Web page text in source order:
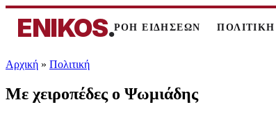
ENIKOS.ΡΟΗ ΕΙΔΗΣΕΩΝ ΠΟΛΙΤΙΚΗ
Αρχική » Πολιτική
Με χειροπέδες ο Ψωμιάδης